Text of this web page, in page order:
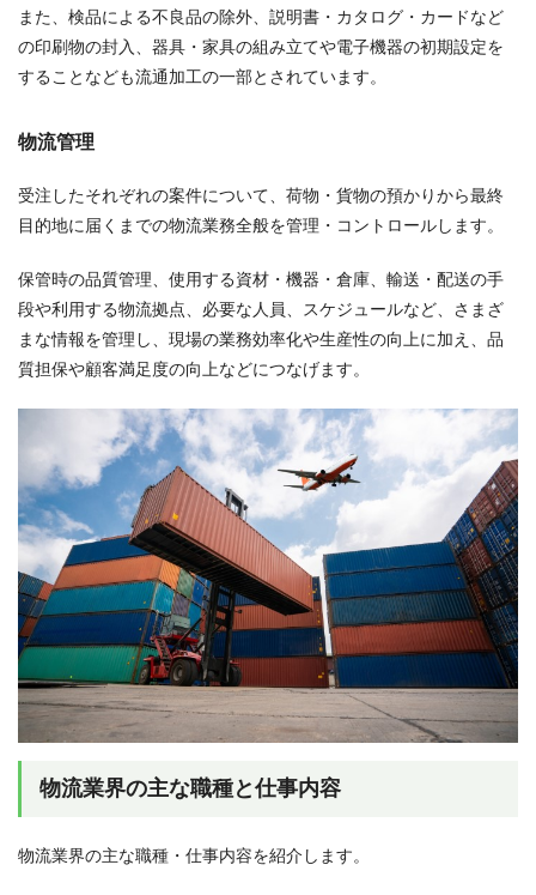
また、検品による不良品の除外、説明書・カタログ・カードなど
の印刷物の封入、器具・家具の組み立てや電子機器の初期設定を
することなども流通加工の一部とされています。
物流管理
受注したそれぞれの案件について、荷物・貨物の預かりから最終
目的地に届くまでの物流業務全般を管理・コントロールします。
保管時の品質管理、使用する資材・機器・倉庫、輸送・配送の手
段や利用する物流拠点、必要な人員、スケジュールなど、さまざ
まな情報を管理し、現場の業務効率化や生産性の向上に加え、品
質担保や顧客満足度の向上などにつなげます。
物流業界の主な職種と仕事内容
物流業界の主な職種・仕事内容を紹介します。